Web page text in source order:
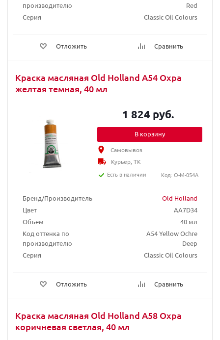
производителю
Red
Серия
Classic Oil Colours
Отложить Сравнить
Краска масляная Old Holland A54 Охра
желтая темная, 40 мл
Бренд/Производитель
Old Holland
Цвет
AA7D34
Объем
40 мл
Код оттенка по
производителю
A54 Yellow Ochre
Deep
Серия
Classic Oil Colours
Отложить Сравнить
1 824 руб.
В корзину
Самовывоз
Курьер, ТК
Есть в наличии
Код: O-M-054A
Краска масляная Old Holland A58 Охра
коричневая светлая, 40 мл